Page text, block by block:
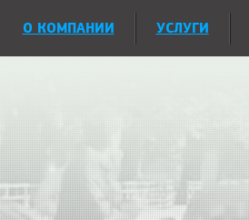
О КОМПАНИИ УСЛУГИ